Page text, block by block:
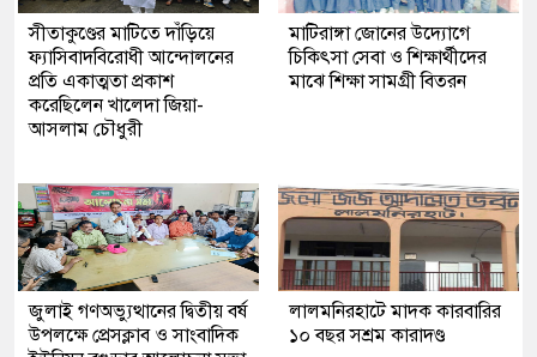
সীতাকুণ্ডের মাটিতে দাঁড়িয়ে
ফ্যাসিবাদবিরোধী আন্দোলনের
প্রতি একাত্মতা প্রকাশ
করেছিলেন খালেদা জিয়া-
আসলাম চৌধুরী
মাটিরাঙ্গা জোনের উদ্যোগে
চিকিৎসা সেবা ও শিক্ষার্থীদের
মাঝে শিক্ষা সামগ্রী বিতরন
জুলাই গণঅভ্যুত্থানের দ্বিতীয় বর্ষ
উপলক্ষে প্রেসক্লাব ও সাংবাদিক
লালমনিরহাটে মাদক কারবারির
১০ বছর সশ্রম কারাদণ্ড